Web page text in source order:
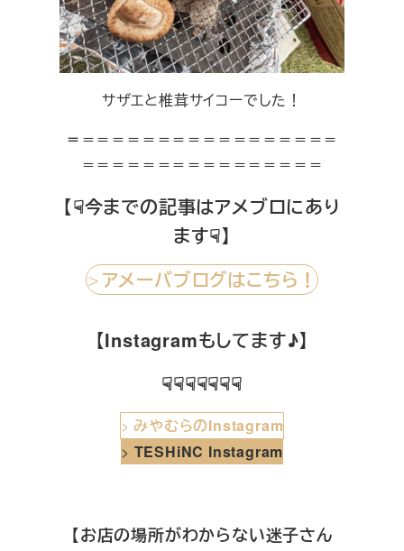
サザエと椎茸サイコーでした！
＝ ＝＝＝＝＝＝＝＝＝＝＝＝＝＝＝＝＝
＝＝＝＝＝＝＝＝＝＝＝＝＝＝＝＝
【☟今までの記事はアメブロにあり
ます☟】
＞アメーバブログはこちら！
【Instagramもしてます♪】
☟☟☟☟☟☟☟
>みやむらのInstagram
> TESHiNC Instagram
【お店の場所がわからない迷子さん